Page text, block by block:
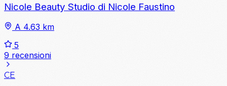
Nicole Beauty Studio di Nicole Faustino
A 4.63 km
5
9 recensioni
CE